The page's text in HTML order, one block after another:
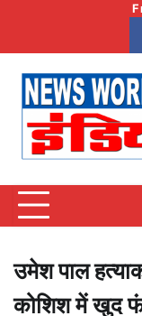
content
उमेश पाल
कोशिश में खुद